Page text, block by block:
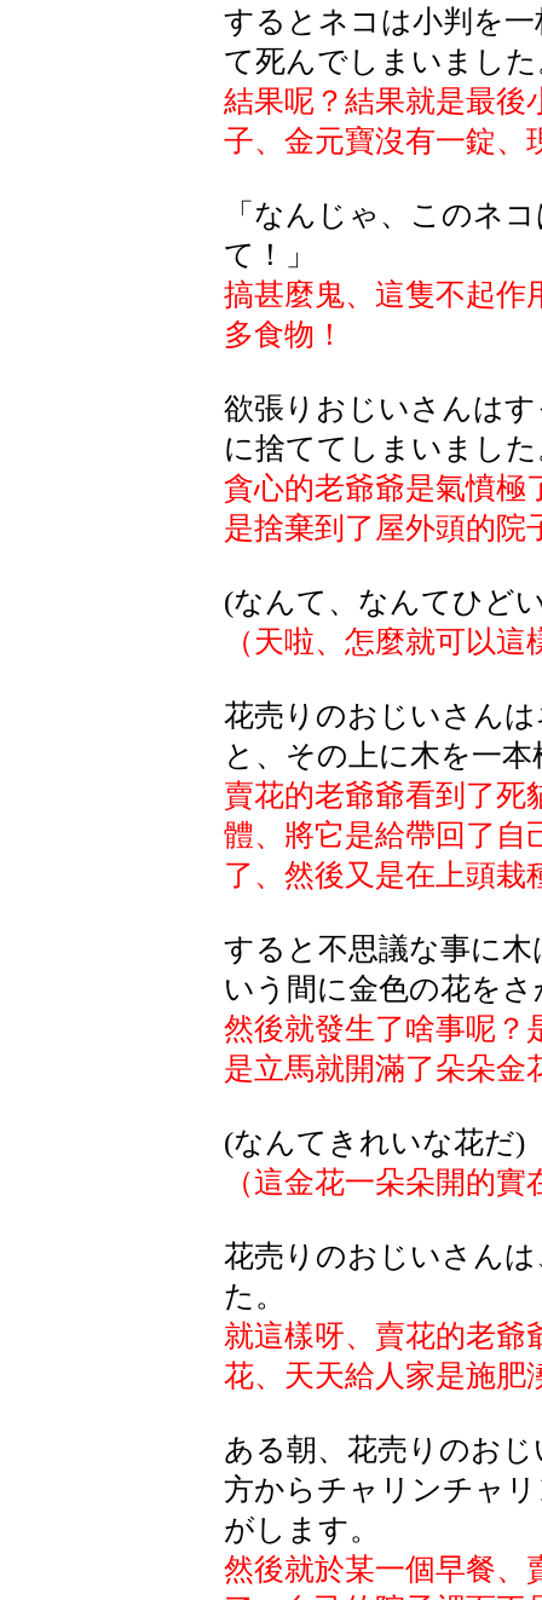
するとネコは小判を
て死んでしまいまし
結果呢？結果就是最後
子、金元寶沒有一錠、
「なんじゃ、このネ
て！」
搞甚麼鬼、這隻不起作
多食物！
欲張りおじいさんは
に捨ててしまいまし
貪心的老爺爺是氣憤極
是捨棄到了屋外頭的院
(なんて、なんてひど
（天啦、怎麼就可
花売りのおじいさん
と、その上に木を一
賣花的老爺爺看到了死
體、將它是給帶回了自
了、然後又是在上頭栽
すると不思議な事に
いう間に金色の花を
然後就發生了啥事呢？
是立馬就開滿了朵朵金
(なんてきれいな花だ)
（這金花一朵朵開的
花売りのおじいさん
た。
就這樣呀、賣花的老爺
花、天天給人家是施肥
ある朝、花売りのお
方からチャリンチャ
がします。
然後就於某一個早餐、